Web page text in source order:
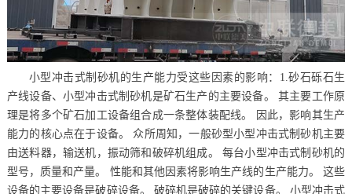
小型冲击式制砂机的生产能力受这些因素的影响：1.砂石砾石生
产线设备、小型冲击式制砂机是矿石生产的主要设备。 其主要工作原
理是将多个矿石加工设备组合成一条整体装配线。 因此，影响其生产
能力的核心点在于设备。 众所周知，一般砂型小型冲击式制砂机主要
由送料器，输送机，振动筛和破碎机组成。 每台小型冲击式制砂机的
型号，质量和产量。 性能和其他因素将影响生产线的生产能力。 这些
设备的主要设备是破碎设备。 破碎机是破碎的关键设备。 小型冲击式